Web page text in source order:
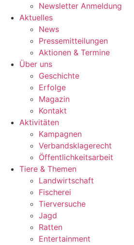
Newsletter Anmeldung
Aktuelles
News
Pressemitteilungen
Aktionen & Termine
Über uns
Geschichte
Erfolge
Magazin
Kontakt
Aktivitäten
Kampagnen
Verbandsklagerecht
Öffentlichkeitsarbeit
Tiere & Themen
Landwirtschaft
Fischerei
Tierversuche
Jagd
Ratten
Entertainment